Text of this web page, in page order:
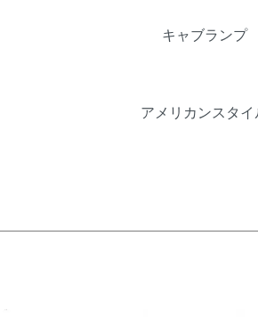
キャブランプ
アメリカンスタ